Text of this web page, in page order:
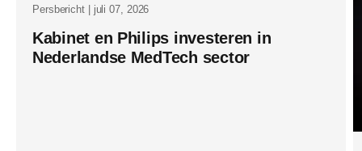
aan-
ihi-
Persbericht | juli 07, 2026
Kabinet en Philips investeren in
Nederlandse MedTech sector